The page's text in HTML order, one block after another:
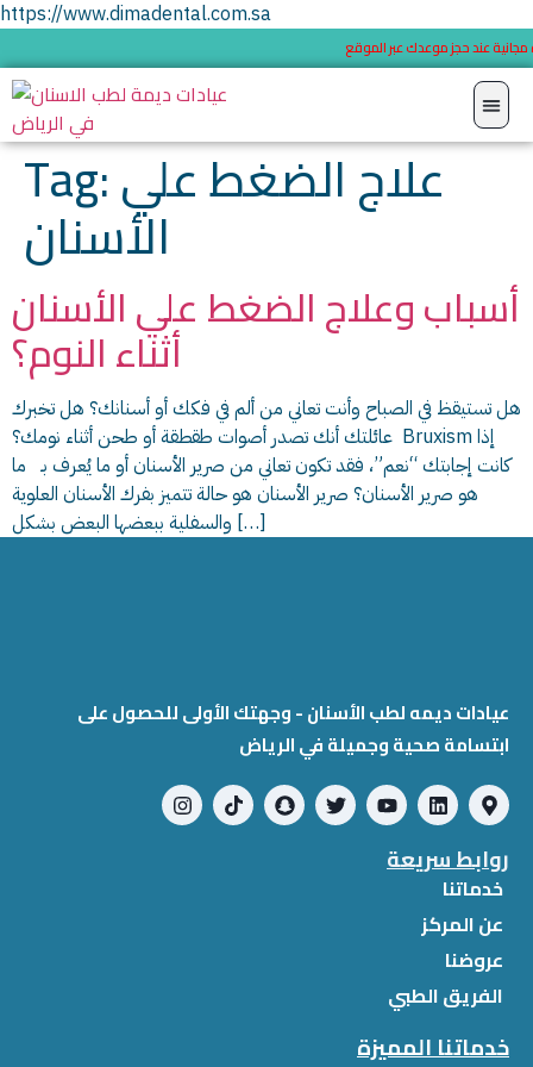
https://www.dimadental.com.sa
عند حجز موعدك عبر الموقع
Tag:علاج الضغط علي
الأسنان
أسباب وعلاج الضغط علي الأسنان
أثناء النوم؟
هل تستيقظ في الصباح وأنت تعاني من ألم في فكك أو أسنانك؟ هل تخبرك
عائلتك أنك تصدر أصوات طقطقة أو طحن أثناء نومك؟ Bruxism إذا
كانت إجابتك “نعم”، فقد تكون تعاني من صرير الأسنان أو ما يُعرف بـ ما
هو صرير الأسنان؟ صرير الأسنان هو حالة تتميز بفرك الأسنان العلوية
والسفلية ببعضها البعض بشكل […]
خدماتنا المميزة
روابط سريعة
خدماتنا
عن المركز
عروضنا
الفريق الطبي
عيادات ديمه لطب الأسنان - وجهتك الأولى للحصول على
ابتسامة صحية وجميلة في الرياض